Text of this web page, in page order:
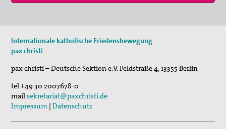
Selig, die Frieden stiften - Pilgern für den …
Internationale katholische Friedensbewegung
pax christi
pax christi – Deutsche Sektion e.V.Feldstraße 4,13355 Berlin
tel+49 30 2007678-0
mailsekretariat@paxchristi.de
Impressum |Datenschutz